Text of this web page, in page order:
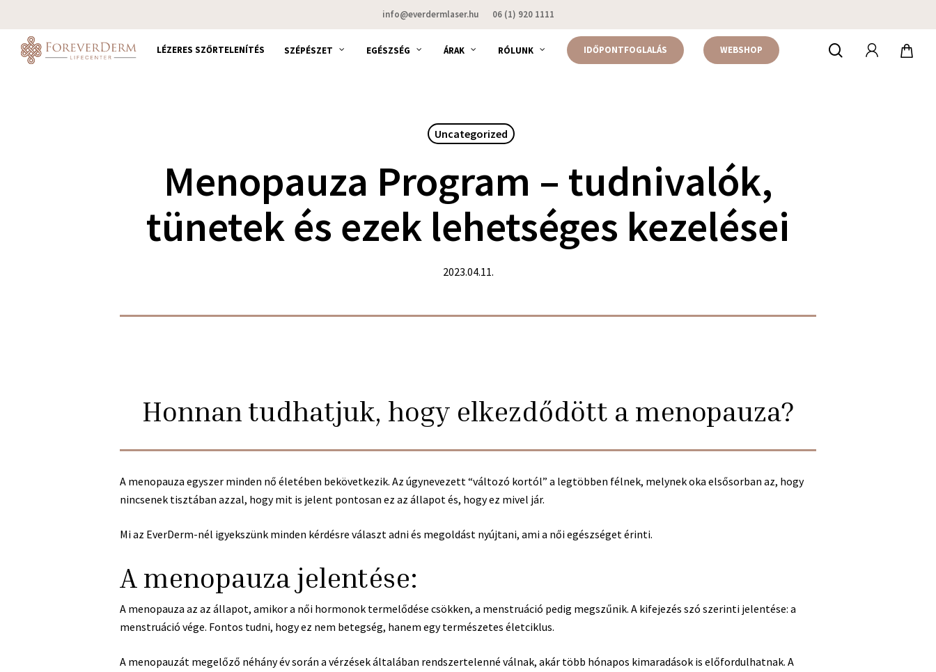
to
main
content
info@everdermlaser.hu 06 (1) 920 1111
LÉZERES SZŐRTELENÍTÉS SZÉPÉSZET EGÉSZSÉG ÁRAK RÓLUNK IDŐPONTFOGLALÁS WEBSHOP keresés
Uncategorized
Menopauza Program – tudnivalók,
tünetek és ezek lehetséges kezelései
2023.04.11.
Honnan tudhatjuk, hogy elkezdődött a menopauza?
A menopauza egyszer minden nő életében bekövetkezik. Az úgynevezett “változó kortól” a legtöbben félnek, melynek oka elsősorban az, hogy
nincsenek tisztában azzal, hogy mit is jelent pontosan ez az állapot és, hogy ez mivel jár.
Mi az EverDerm-nél igyekszünk minden kérdésre választ adni és megoldást nyújtani, ami a női egészséget érinti.
A menopauza jelentése:
A menopauza az az állapot, amikor a női hormonok termelődése csökken, a menstruáció pedig megszűnik. A kifejezés szó szerinti jelentése: a
menstruáció vége. Fontos tudni, hogy ez nem betegség, hanem egy természetes életciklus.
A menopauzát megelőző néhány év során a vérzések általában rendszertelenné válnak, akár több hónapos kimaradások is előfordulhatnak. A